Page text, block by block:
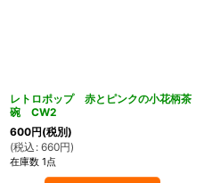
レトロポップ 赤とピンクの小花柄茶
碗 CW2
600円(税別)
(税込 : 660円)
在庫数 1点